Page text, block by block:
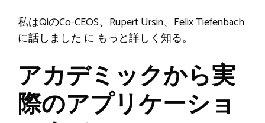
私はQiのCo-CEOS、Rupert Ursin、Felix Tiefenbach
に話しました に もっと詳しく知る。
アカデミックから実
際のアプリケーショ